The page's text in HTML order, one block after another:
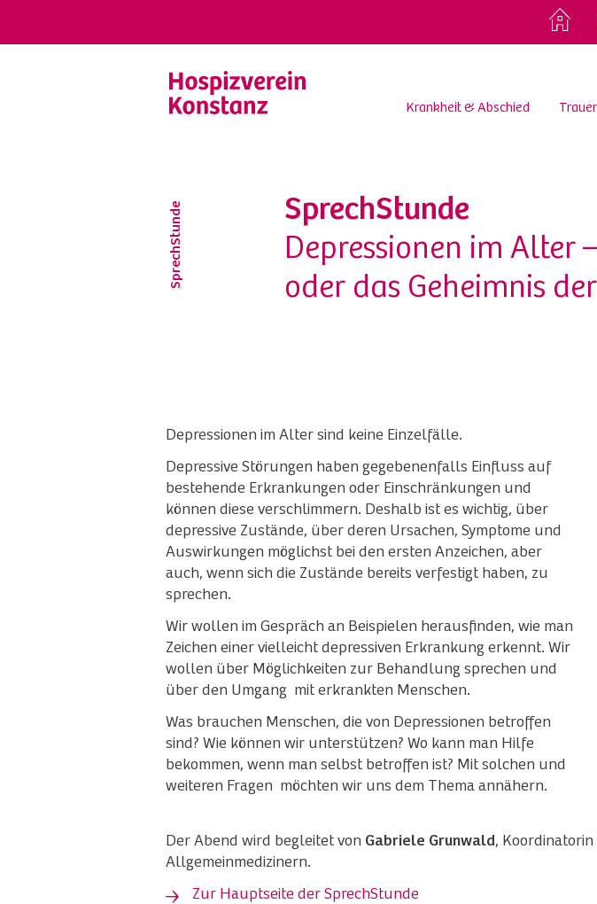
Krankheit & Abschied Trauer
SprechStunde
SprechStunde
Depressionen im Alter
oder das Geheimnis
Depressionen im Alter sind keine Einzelfälle.
Depressive Störungen haben gegebenenfalls Einfluss auf
bestehende Erkrankungen oder Einschränkungen und
können diese verschlimmern. Deshalb ist es wichtig, über
depressive Zustände, über deren Ursachen, Symptome und
Auswirkungen möglichst bei den ersten Anzeichen, aber
auch, wenn sich die Zustände bereits verfestigt haben, zu
sprechen.
Wir wollen im Gespräch an Beispielen herausfinden, wie man
Zeichen einer vielleicht depressiven Erkrankung erkennt. Wir
wollen über Möglichkeiten zur Behandlung sprechen und
über den Umgang mit erkrankten Menschen.
Was brauchen Menschen, die von Depressionen betroffen
sind? Wie können wir unterstützen? Wo kann man Hilfe
bekommen, wenn man selbst betroffen ist? Mit solchen und
weiteren Fragen möchten wir uns dem Thema annähern.
Der Abend wird begleitet von Gabriele Grunwald,
Allgemeinmedizinern.
Zur Hauptseite der SprechStunde